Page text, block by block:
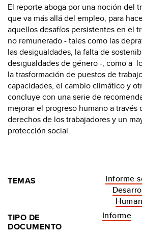
El reporte aboga por una noción del
que va más allá del empleo, para
aquellos desafíos persistentes en el
no remunerado - tales como las
las desigualdades, la falta de
desigualdades de género -, como a
la trasformación de puestos de
capacidades, el cambio climático y
concluye con una serie de
mejorar el progreso humano a
derechos de los trabajadores y un
protección social.
TEMAS
Informe
TIPO DE
DOCUMENTO
Informe